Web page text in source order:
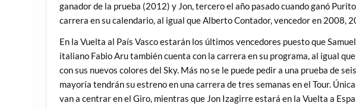
ganador de la prueba (2012) y Jon, tercero el año pasado cuando ganó
carrera en su calendario, al igual que Alberto Contador, vencedor en 2008,
En la Vuelta al País Vasco estarán los últimos vencedores puesto que
italiano Fabio Aru también cuenta con la carrera en su programa, al igual
con sus nuevos colores del Sky. Más no se le puede pedir a una prueba de
mayoría tendrán su estreno en una carrera de tres semanas en el Tour.
van a centrar en el Giro, mientras que Jon Izagirre estará en la Vuelta a